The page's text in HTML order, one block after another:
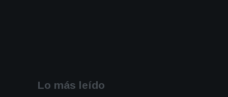
Lo más leído